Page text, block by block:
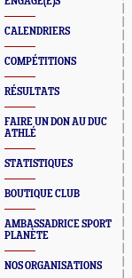
CALENDRIERS
COMPÉTITIONS
RÉSULTATS
FAIRE UN DON AU DUC
ATHLÉ
STATISTIQUES
BOUTIQUE CLUB
AMBASSADRICE SPORT
PLANÈTE
NOS ORGANISATIONS